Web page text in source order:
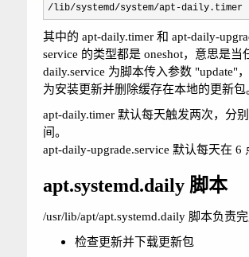
/lib/systemd/system/apt-daily.timer
其中的 apt-daily.timer 和 apt-daily-
service 的类型都是 oneshot，意思是
daily.service 为脚本传入参数 "update"
为安装更新并删除缓存在本地的更新包
apt-daily.timer 默认每天触发两次，分
间。
apt-daily-upgrade.service 默认每天在
apt.systemd.daily 脚本
/usr/lib/apt/apt.systemd.daily 脚本负责
检查更新并下载更新包